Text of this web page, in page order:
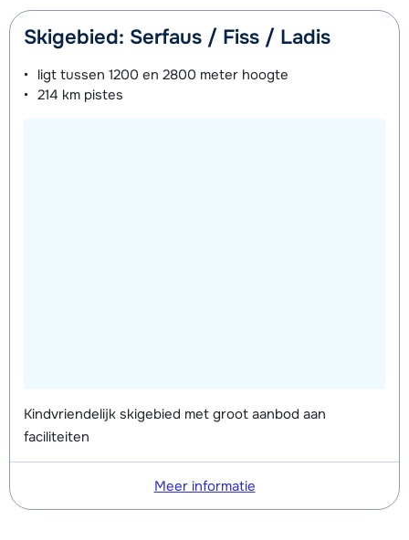
Skigebied: Serfaus / Fiss / Ladis
ligt tussen 1200 en 2800 meter hoogte
214 km pistes
Kindvriendelijk skigebied met groot aanbod aan
faciliteiten
Meer informatie